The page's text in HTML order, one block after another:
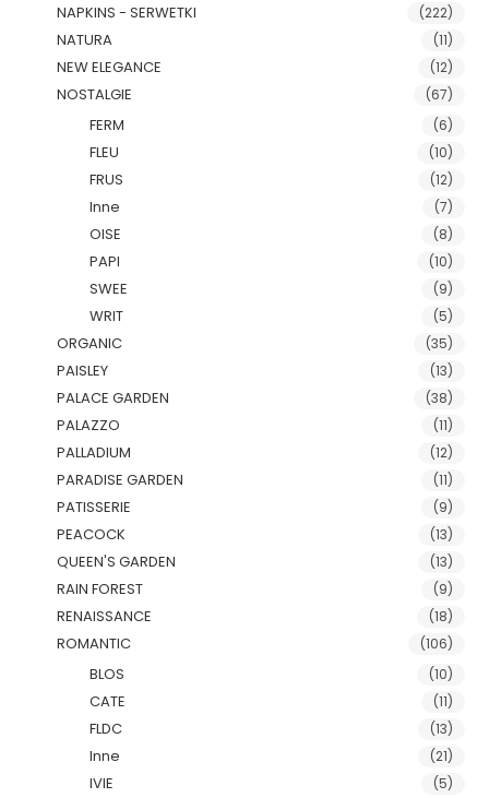
NAPKINS - SERWETKI (222)
NATURA (11)
NEW ELEGANCE (12)
NOSTALGIE (67)
FERM (6)
FLEU (10)
FRUS (12)
Inne (7)
OISE (8)
PAPI (10)
SWEE (9)
WRIT (5)
ORGANIC (35)
PAISLEY (13)
PALACE GARDEN (38)
PALAZZO (11)
PALLADIUM (12)
PARADISE GARDEN (11)
PATISSERIE (9)
PEACOCK (13)
QUEEN'S GARDEN (13)
RAIN FOREST (9)
RENAISSANCE (18)
ROMANTIC (106)
BLOS (10)
CATE (11)
FLDC (13)
Inne (21)
IVIE (5)